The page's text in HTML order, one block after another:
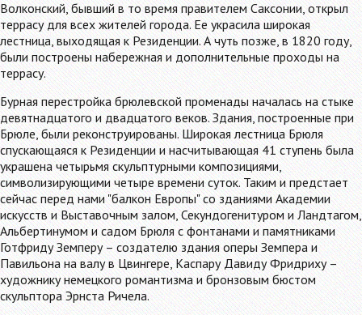
Волконский, бывший в то время правителем Саксонии, открыл
террасу для всех жителей города. Ее украсила широкая
лестница, выходящая к Резиденции. А чуть позже, в 1820 году,
были построены набережная и дополнительные проходы на
террасу.
Бурная перестройка брюлевской променады началась на стыке
девятнадцатого и двадцатого веков. Здания, построенные при
Брюле, были реконструированы. Широкая лестница Брюля
спускающаяся к Резиденции и насчитывающая 41 ступень была
украшена четырьмя скульптурными композициями,
символизирующими четыре времени суток. Таким и предстает
сейчас перед нами "балкон Европы" со зданиями Академии
искусств и Выставочным залом, Секундогенитуром и Ландтагом,
Альбертинумом и садом Брюля с фонтанами и памятниками
Готфриду Земперу – создателю здания оперы Земпера и
Павильона на валу в Цвингере, Каспару Давиду Фридриху –
художнику немецкого романтизма и бронзовым бюстом
скульптора Эрнста Ричела.